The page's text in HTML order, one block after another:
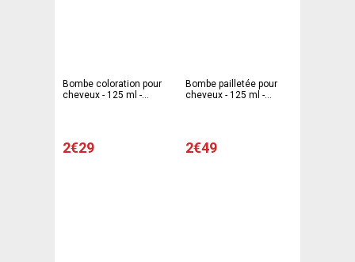
Bombe coloration pour
cheveux - 125 ml -
2€29
Bombe pailletée pour
cheveux - 125 ml -
2€49